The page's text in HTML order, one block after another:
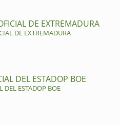
DE EXTREMADURA
DE EXTREMADURA
DEL ESTADOP BOE
DEL ESTADOP BOE